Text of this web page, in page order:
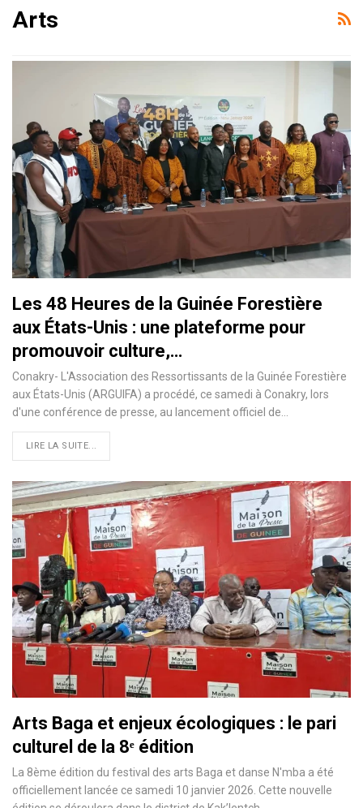
Arts
Les 48 Heures de la Guinée Forestière
aux États-Unis : une plateforme pour
promouvoir culture,…
Conakry- L'Association des Ressortissants de la Guinée Forestière
aux États-Unis (ARGUIFA) a procédé, ce samedi à Conakry, lors
d'une conférence de presse, au lancement officiel de…
LIRE LA SUITE...
Arts Baga et enjeux écologiques : le pari
culturel de la 8ᵉ édition
La 8ème édition du festival des arts Baga et danse N'mba a été
officiellement lancée ce samedi 10 janvier 2026. Cette nouvelle